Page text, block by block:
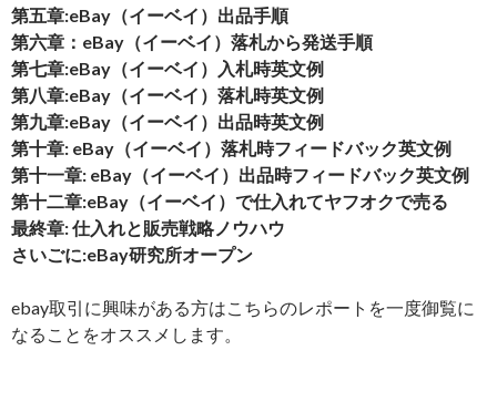
第五章:eBay（イーベイ）出品手順
第六章：eBay（イーベイ）落札から発送手順
第七章:eBay（イーベイ）入札時英文例
第八章:eBay（イーベイ）落札時英文例
第九章:eBay（イーベイ）出品時英文例
第十章: eBay（イーベイ）落札時フィードバック英文例
第十一章: eBay（イーベイ）出品時フィードバック英文例
第十二章:eBay（イーベイ）で仕入れてヤフオクで売る
最終章: 仕入れと販売戦略ノウハウ
さいごに:eBay研究所オープン
ebay取引に興味がある方はこちらのレポートを一度御覧に
なることをオススメします。